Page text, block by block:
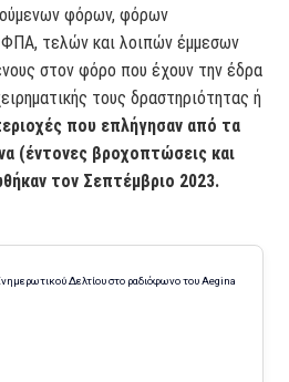
φόρων, φόρων
τελών και λοιπών έμμεσων
στον φόρο που έχουν την έδρα
τους δραστηριότητας ή
που επλήγησαν από τα
(έντονες βροχοπτώσεις και
τον Σεπτέμβριο 2023.
Δελτίου στο ραδιόφωνο του Aegina